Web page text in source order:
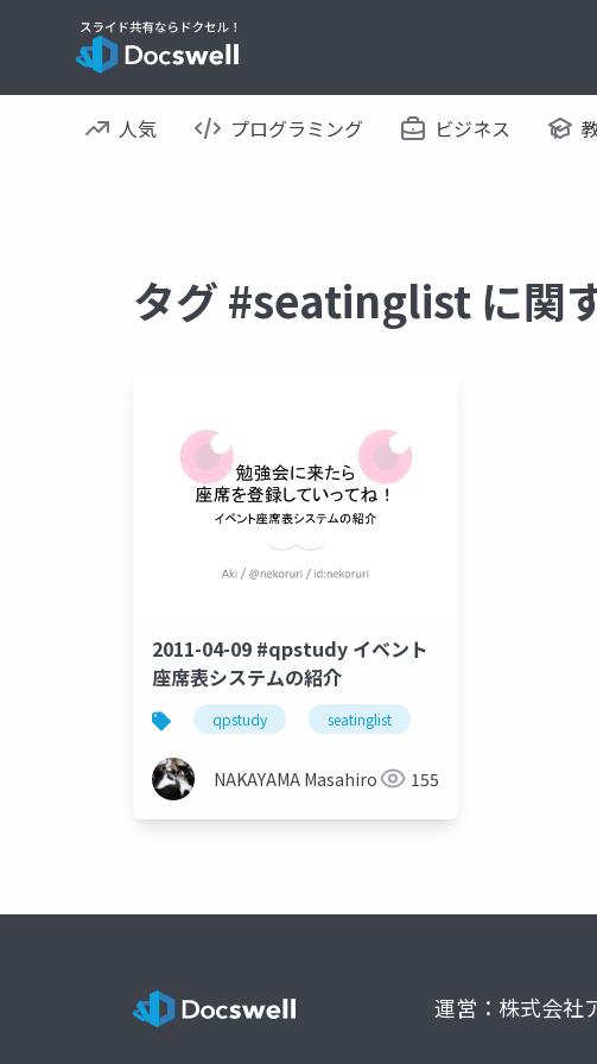
人気 プログラミング ビジネス
タグ #seatinglist に関
2011-04-09 #qpstudy イベント
座席表システムの紹介
qpstudy seatinglist
NAKAYAMA Masahiro 155
運営：株式会社